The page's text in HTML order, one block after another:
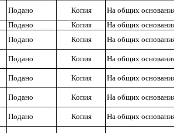
Подано Копия
На общих
Подано Копия
На общих
Подано Копия На общих
Подано Копия На общих
Подано Копия На общих
Подано Копия На общих
Подано Копия На общих